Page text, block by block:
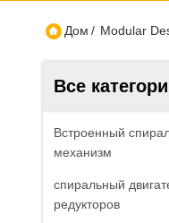
Дом / Modular
Все
Встроенный
механизм
спиральный
редукторов